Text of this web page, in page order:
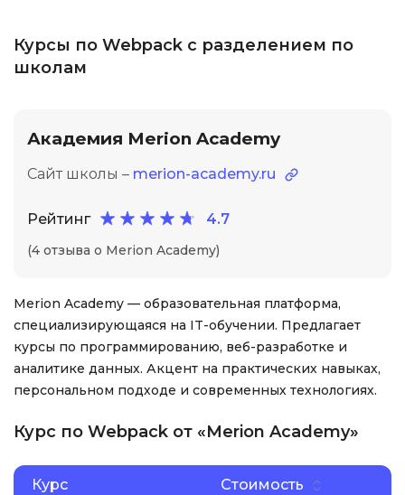
Курсы по Webpack с разделением по
школам
Академия Merion Academy
Сайт школы – merion-academy.ru
Рейтинг 4.7
(4 отзыва о Merion Academy)
Merion Academy — образовательная платформа,
специализирующаяся на IT-обучении. Предлагает
курсы по программированию, веб-разработке и
аналитике данных. Акцент на практических навыках,
персональном подходе и современных технологиях.
Курс по Webpack от «Merion Academy»
Курс Стоимость